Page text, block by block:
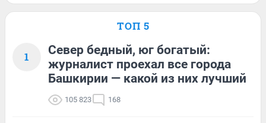
ТОП 5
1
Север бедный, юг богатый:
журналист проехал все города
Башкирии — какой из них лучший
105 823 168